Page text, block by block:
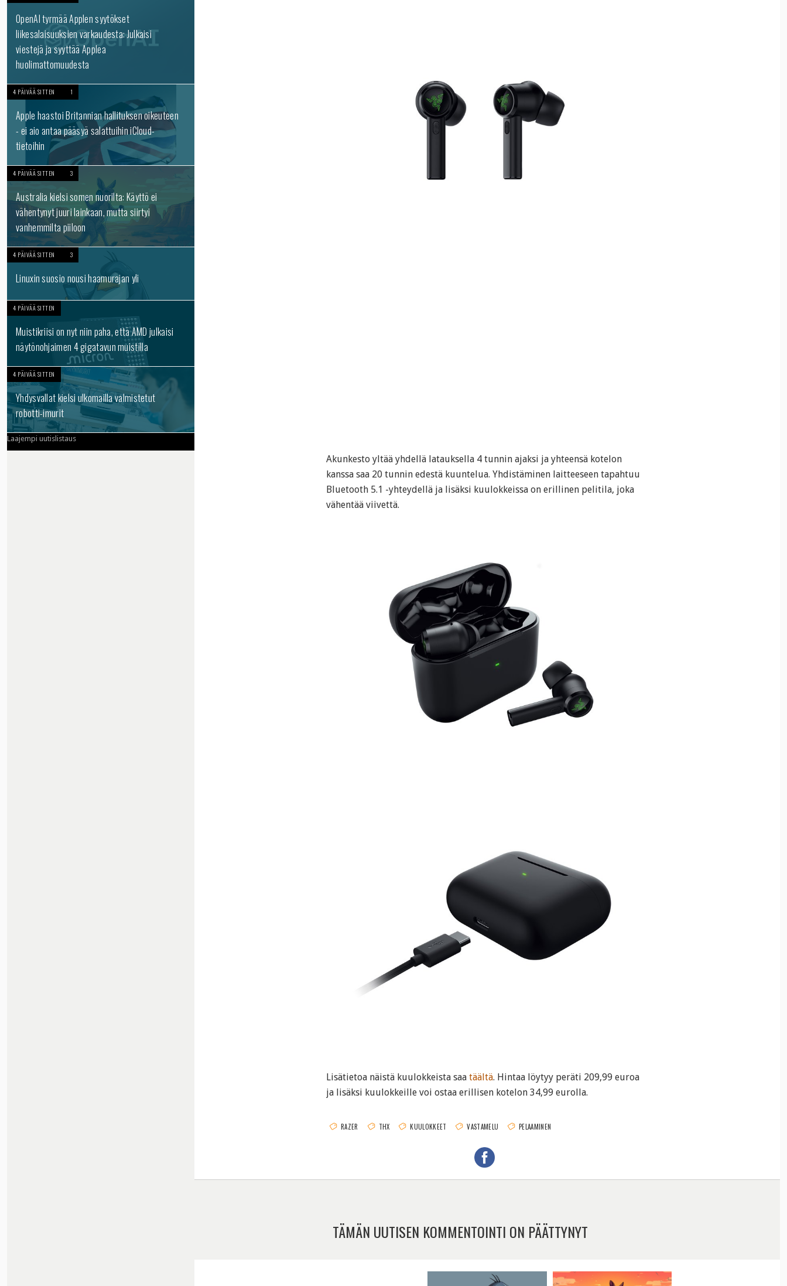
OpenAI tyrmää Applen syytökset
liikesalaisuuksien varkaudesta: Julkaisi
viestejä ja syyttää Applea
huolimattomuudesta
4 PÄIVÄÄ SITTEN 1
Apple haastoi Britannian hallituksen oikeuteen
- ei aio antaa pääsyä salattuihin iCloud-
tietoihin
4 PÄIVÄÄ SITTEN 3
Australia kielsi somen nuorilta: Käyttö ei
vähentynyt juuri lainkaan, mutta siirtyi
vanhemmilta piiloon
4 PÄIVÄÄ SITTEN 3
Linuxin suosio nousi haamurajan yli
4 PÄIVÄÄ SITTEN
Muistikriisi on nyt niin paha, että AMD julkaisi
näytönohjaimen 4 gigatavun muistilla
4 PÄIVÄÄ SITTEN
Yhdysvallat kielsi ulkomailla valmistetut
robotti-imurit
Laajempi uutislistaus
Akunkesto yltää yhdellä latauksella 4 tunnin ajaksi ja yhteensä kotelon
kanssa saa 20 tunnin edestä kuuntelua. Yhdistäminen laitteeseen tapahtuu
Bluetooth 5.1 -yhteydellä ja lisäksi kuulokkeissa on erillinen pelitila, joka
vähentää viivettä.
Lisätietoa näistä kuulokkeista saa täältä. Hintaa löytyy peräti 209,99 euroa
ja lisäksi kuulokkeille voi ostaa erillisen kotelon 34,99 eurolla.
RAZER THX KUULOKKEET VASTAMELU PELAAMINEN
TÄMÄN UUTISEN KOMMENTOINTI ON PÄÄTTYNYT